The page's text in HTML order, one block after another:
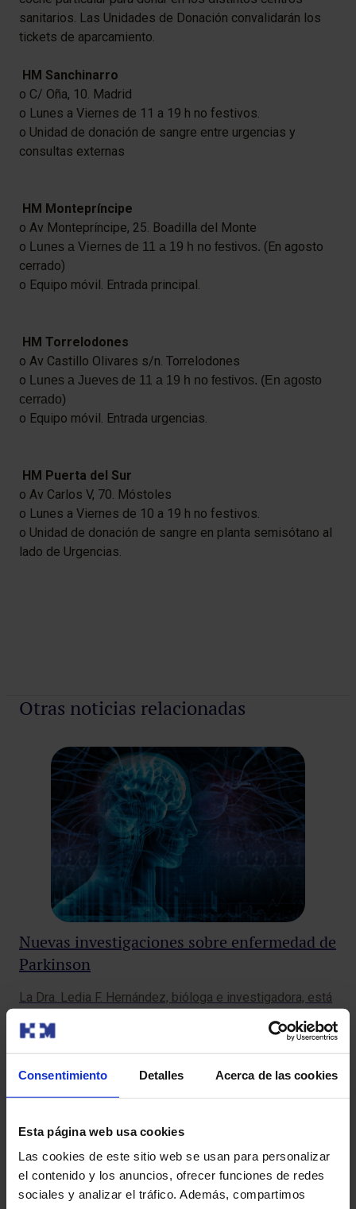
Consentimiento Detalles Acerca de las cookies
Esta página web usa cookies
Las cookies de este sitio web se usan para personalizar
el contenido y los anuncios, ofrecer funciones de redes
sociales y analizar el tráfico. Además, compartimos
sanitarios. Las Unidades de Donación convalidarán los
tickets de aparcamiento.
HM Sanchinarro
o C/ Oña, 10. Madrid
o Lunes a Viernes de 11 a 19 h no festivos.
o Unidad de donación de sangre entre urgencias y
consultas externas
HM Montepríncipe
o Av Montepríncipe, 25. Boadilla del Monte
o
Lunes a Viernes de 11 a 19 h no festivos. (En agosto
cerrado)
o Equipo móvil. Entrada principal.
HM Torrelodones
o Av Castillo Olivares s/n. Torrelodones
o
Lunes a Jueves de 11 a 19 h no festivos. (En agosto
cerrado)
o Equipo móvil. Entrada urgencias.
HM Puerta del Sur​
o Av Carlos V, 70. Móstoles
o Lunes a Viernes de 10 a 19 h no festivos.
o Unidad de donación de sangre en planta semisótano al
lado de Urgencias.
Otras noticias relacionadas
Nuevas investigaciones sobre enfermedad de
Parkinson
La Dra. Ledia F. Hernández, bióloga e investigadora, está
Neurocien…